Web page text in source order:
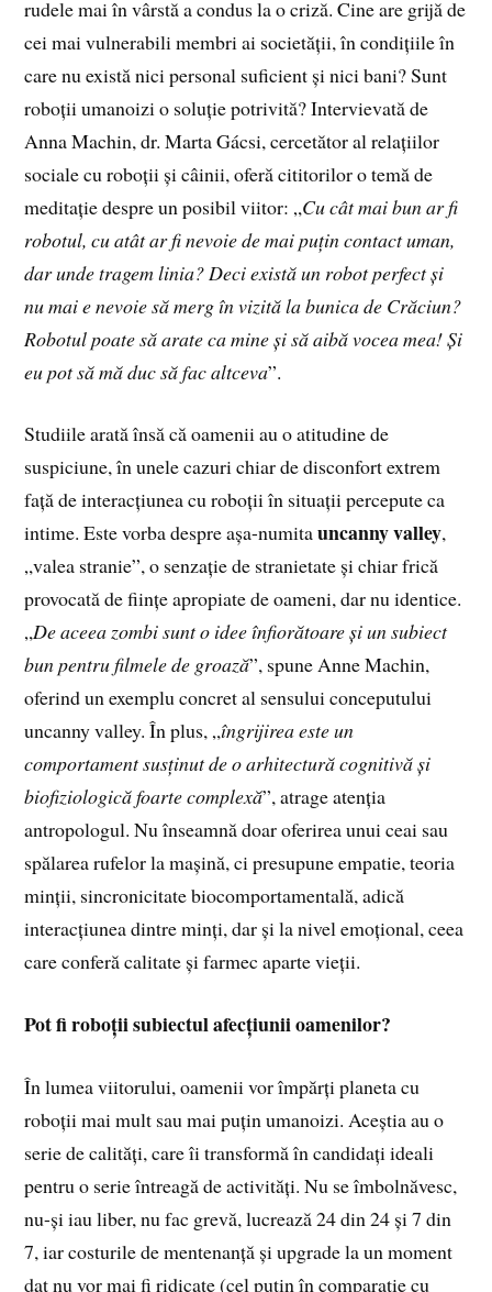
rudele mai în vârstă a condus la o criză. Cine are grijă de
cei mai vulnerabili membri ai societății, în condițiile în
care nu există nici personal suficient și nici bani? Sunt
roboții umanoizi o soluție potrivită? Intervievată de
Anna Machin, dr. Marta Gácsi, cercetător al relațiilor
sociale cu roboții și câinii, oferă cititorilor o temă de
meditație despre un posibil viitor: „Cu cât mai bun ar fi
robotul, cu atât ar fi nevoie de mai puțin contact uman,
dar unde tragem linia? Deci există un robot perfect și
nu mai e nevoie să merg în vizită la bunica de Crăciun?
Robotul poate să arate ca mine și să aibă vocea mea! Și
eu pot să mă duc să fac altceva”.
Studiile arată însă că oamenii au o atitudine de
suspiciune, în unele cazuri chiar de disconfort extrem
față de interacțiunea cu roboții în situații percepute ca
intime. Este vorba despre așa-numitauncanny valley,
„valea stranie”, o senzație de stranietate și chiar frică
provocată de ființe apropiate de oameni, dar nu identice.
„De aceea zombi sunt o idee înfiorătoare și un subiect
bun pentru filmele de groază”, spune Anne Machin,
oferind un exemplu concret al sensului conceputului
uncanny valley. În plus, „îngrijirea este un
comportament susținut de o arhitectură cognitivă și
biofiziologică foarte complexă”, atrage atenția
antropologul. Nu înseamnă doar oferirea unui ceai sau
spălarea rufelor la mașină, ci presupune empatie, teoria
minții, sincronicitate biocomportamentală, adică
interacțiunea dintre minți, dar și la nivel emoțional, ceea
care conferă calitate și farmec aparte vieții.
Pot fi roboții subiectul afecțiunii oamenilor?
În lumea viitorului, oamenii vor împărți planeta cu
roboții mai mult sau mai puțin umanoizi. Aceștia au o
serie de calități, care îi transformă în candidați ideali
pentru o serie întreagă de activități. Nu se îmbolnăvesc,
nu-și iau liber, nu fac grevă, lucrează 24 din 24 și 7 din
7, iar costurile de mentenanță și upgrade la un moment
dat nu vor mai fi ridicate (cel puțin în comparație cu